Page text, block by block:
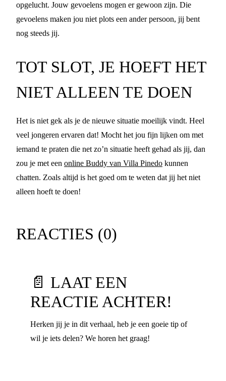
opgelucht. Jouw gevoelens mogen er gewoon zijn. Die
gevoelens maken jou niet plots een ander persoon, jij bent
nog steeds jij.
TOT SLOT, JE HOEFT HET
NIET ALLEEN TE DOEN
Het is niet gek als je de nieuwe situatie moeilijk vindt. Heel
veel jongeren ervaren dat! Mocht het jou fijn lijken om met
iemand te praten die net zo’n situatie heeft gehad als jij, dan
zou je met een online Buddy van Villa Pinedo kunnen
chatten. Zoals altijd is het goed om te weten dat jij het niet
alleen hoeft te doen!
REACTIES (0)
📄 LAAT EEN
REACTIE ACHTER!
Herken jij je in dit verhaal, heb je een goeie tip of
wil je iets delen? We horen het graag!